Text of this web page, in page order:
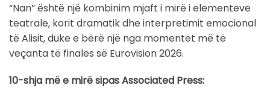
“Nan” është një kombinim mjaft i mirë i elementeve
teatrale, korit dramatik dhe interpretimit emocional
të Alisit, duke e bërë një nga momentet më të
veçanta të finales së Eurovision 2026.
10-shja më e mirë sipas Associated Press: